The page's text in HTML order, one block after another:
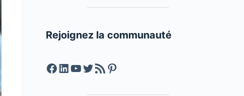
Rejoignez la communauté
Facebook
LinkedIn
YouTube
Twitter
Feed RSSPinterest